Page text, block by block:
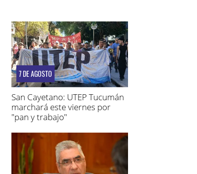
7 DE AGOSTO
San Cayetano: UTEP Tucumán
marchará este viernes por
"pan y trabajo"